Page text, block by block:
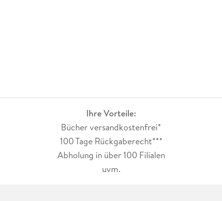
Ihre Vorteile:
Bücher versandkostenfrei*
100 Tage Rückgaberecht***
Abholung in über 100 Filialen
uvm.